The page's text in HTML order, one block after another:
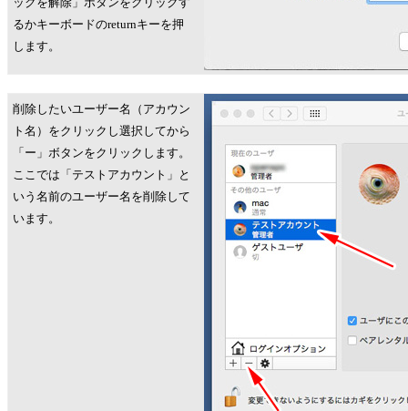
るかキーボードのreturnキーを押
します。
削除したいユーザー名（アカウン
ト名）をクリックし選択してから
「ー」ボタンをクリックします。
ここでは「テストアカウント」と
いう名前のユーザー名を削除して
います。